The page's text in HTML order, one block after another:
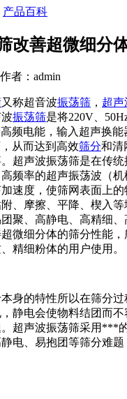
产品百科
改善超微细分
作者：admin
又称超音波振荡筛 ， 超声
振荡筛是将220V、
频电能，输入超声换
从而达到高效筛分和清
超声波振荡筛是在传
频率的超声振荡波（
速度，使筛网表面上
、摩擦、平降、楔入
聚、高静电、高精细
微细分体的筛分性能
精细粉体的用户使用。
的特性所以在筛分过
静电会使物料结团而
超声波振荡筛采用***
电、易抱团等筛分难